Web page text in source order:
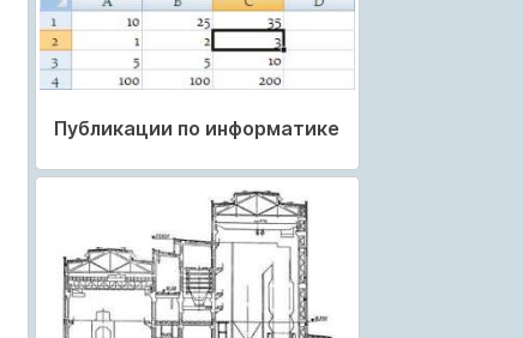
Публикации по информатике